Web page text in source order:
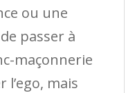
ou une
passer à
maçonnerie
l’ego, mais